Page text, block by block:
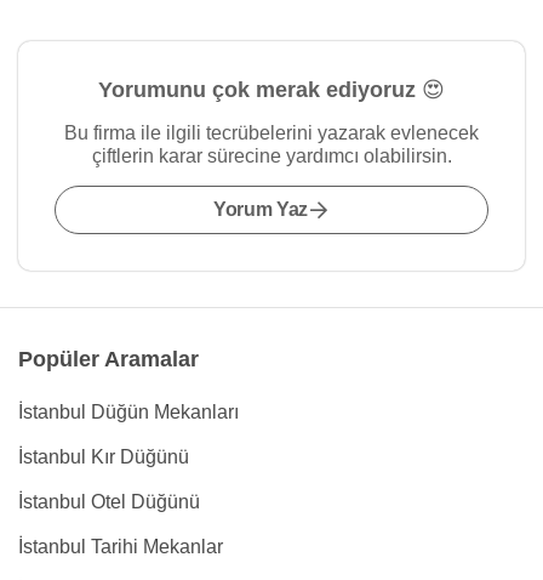
Yorumunu çok merak ediyoruz 😍
Bu firma ile ilgili tecrübelerini yazarak evlenecek
çiftlerin karar sürecine yardımcı olabilirsin.
Yorum Yaz
Popüler Aramalar
İstanbul Düğün Mekanları
İstanbul Kır Düğünü
İstanbul Otel Düğünü
İstanbul Tarihi Mekanlar